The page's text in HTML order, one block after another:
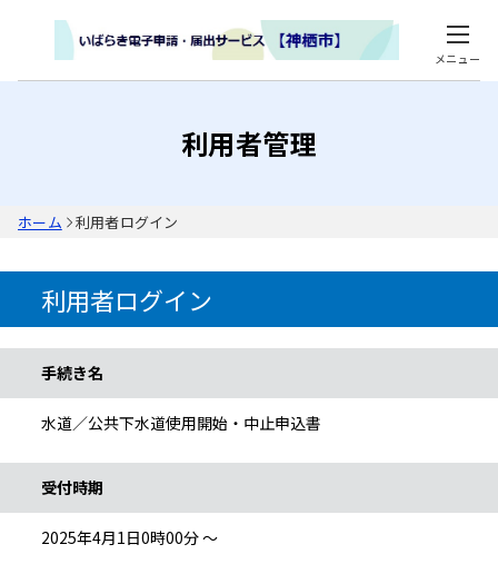
メニュー
利用者管理
ホーム 利用者ログイン
利用者ログイン
手続き名
水道／公共下水道使用開始・中止申込書
受付時期
2025年4月1日0時00分 ～